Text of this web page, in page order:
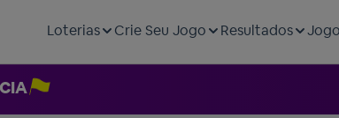
Loterias Crie Seu Jogo Resultados